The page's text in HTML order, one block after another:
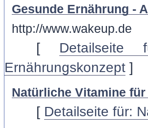
Gesunde Ernährung -
http://www.wakeup.de
[ Detailseite
Ernährungskonzept ]
Natürliche Vitamine
[ Detailseite für: